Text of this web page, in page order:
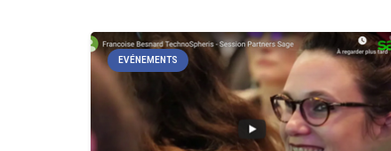
EVÉNEMENTS